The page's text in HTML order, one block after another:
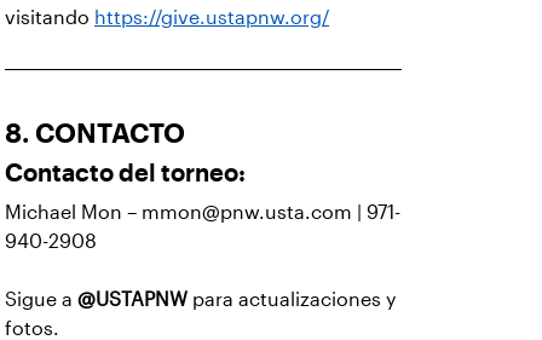
visitando https://give.ustapnw.org/
8. CONTACTO
Contacto del torneo:
Michael Mon – mmon@pnw.usta.com | 971-
940-2908
Sigue a @USTAPNW para actualizaciones y
fotos.